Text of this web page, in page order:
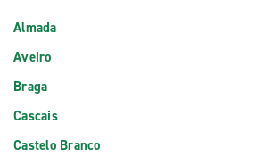
Almada
Aveiro
Braga
Cascais
Castelo Branco